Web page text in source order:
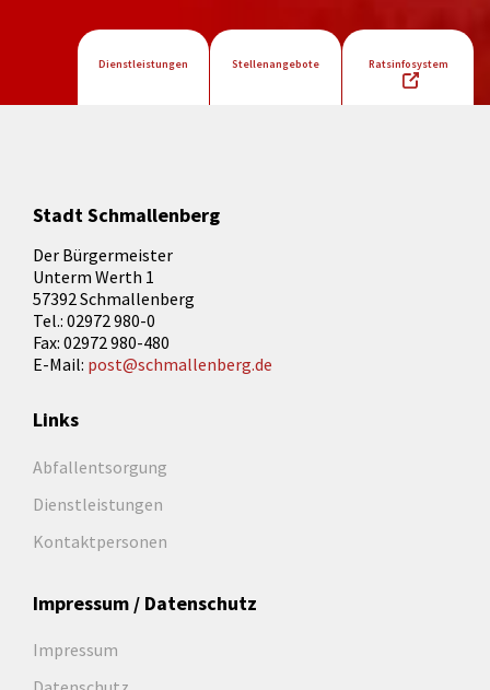
Dienstleistungen Stellenangebote Ratsinfosystem
Stadt Schmallenberg
Der Bürgermeister
Unterm Werth 1
57392 Schmallenberg
Tel.: 02972 980-0
Fax: 02972 980-480
E-Mail: post@schmallenberg.de
Links
Abfallentsorgung
Dienstleistungen
Kontaktpersonen
Impressum / Datenschutz
Impressum